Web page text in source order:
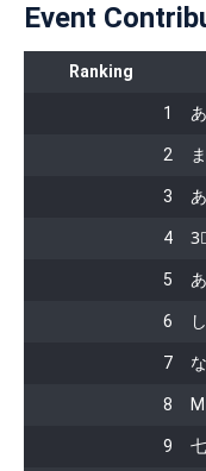
Event
Ranking
1
2
3
4
5
6
7
8 M
9